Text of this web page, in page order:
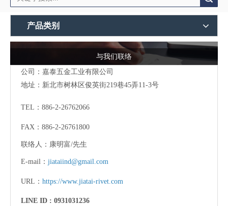
产品类别
与我们联络
公司：嘉泰五金工业有限公司
地址： 新北市树林区俊英街219巷45弄11-3号
TEL：886-2-26762066
FAX：886-2-26761800
联络人：康明富/先生
E-mail： jiataiind@gmail.com
URL： https://www.jiatai-rivet.com
LINE ID : 0931031236